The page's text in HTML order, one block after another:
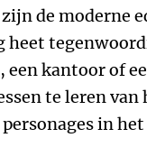
de moderne
heet
een kantoor of
te leren
personages in